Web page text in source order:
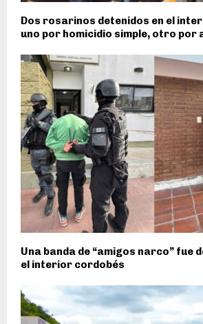
Dos rosarinos detenidos en el
uno por homicidio simple, otro por
Una banda de “amigos narco” fue
el interior cordobés